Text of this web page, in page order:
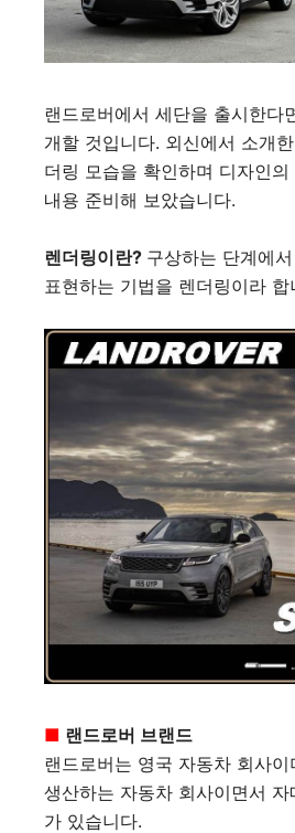
랜드로버에서 세단을 출시한다
개할 것입니다. 외신에서 소개
더링 모습을 확인하며 디자인
내용 준비해 보았습니다.
렌더링이란? 구상하는 단계에
표현하는 기법을 렌더링이라 합
■ 랜드로버 브랜드
랜드로버는 영국 자동차 회사
생산하는 자동차 회사이면서
가 있습니다.